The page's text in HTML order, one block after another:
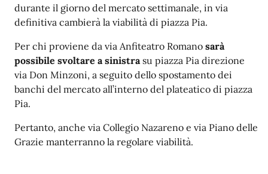
durante il giorno del mercato settimanale, in via
definitiva cambierà la viabilità di piazza Pia.
Per chi proviene da via Anfiteatro Romano sarà
possibile svoltare a sinistrasu piazza Pia direzione
via Don Minzoni, a seguito dello spostamento dei
banchi del mercato all’interno del plateatico di piazza
Pia.
Pertanto, anche via Collegio Nazareno e via Piano delle
Grazie manterranno la regolare viabilità.